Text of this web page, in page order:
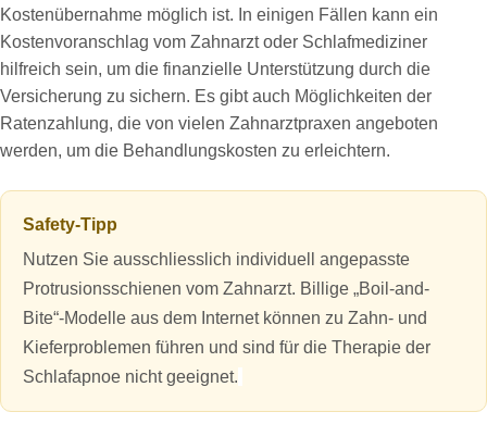
Kostenübernahme möglich ist. In einigen Fällen kann ein
Kostenvoranschlag vom Zahnarzt oder Schlafmediziner
hilfreich sein, um die finanzielle Unterstützung durch die
Versicherung zu sichern. Es gibt auch Möglichkeiten der
Ratenzahlung, die von vielen Zahnarztpraxen angeboten
werden, um die Behandlungskosten zu erleichtern.
Safety-Tipp
Nutzen Sie ausschliesslich individuell angepasste
Protrusionsschienen vom Zahnarzt. Billige „Boil-and-
Bite“-Modelle aus dem Internet können zu Zahn- und
Kieferproblemen führen und sind für die Therapie der
Schlafapnoe nicht geeignet.